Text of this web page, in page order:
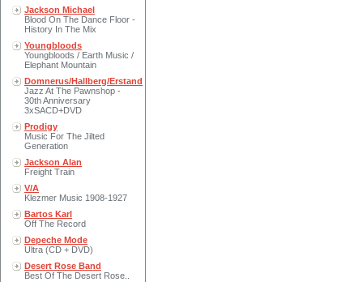
Jackson Michael
Blood On The Dance Floor -
History In The Mix
Youngbloods
Youngbloods / Earth Music /
Elephant Mountain
Domnerus/Hallberg/Erstand
Jazz At The Pawnshop -
30th Anniversary
3xSACD+DVD
Prodigy
Music For The Jilted
Generation
Jackson Alan
Freight Train
V/A
Klezmer Music 1908-1927
Bartos Karl
Off The Record
Depeche Mode
Ultra (CD + DVD)
Desert Rose Band
Best Of The Desert Rose..